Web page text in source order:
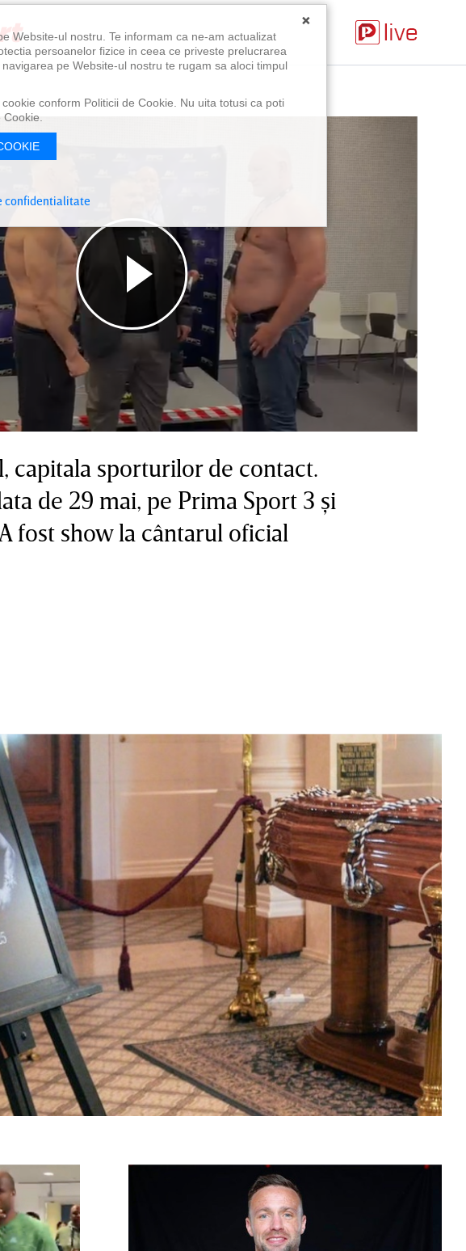
capitala sporturilor de contact.
de 29 mai, pe Prima Sport 3 şi
fost show la cântarul oficial
×
Website-ul nostru. Te informam ca ne-am actualizat
persoanelor fizice in ceea ce priveste prelucrarea
pe Website-ul nostru te rugam sa aloci timpul
conform Politicii de Cookie. Nu uita totusi ca poti
confidentialitate